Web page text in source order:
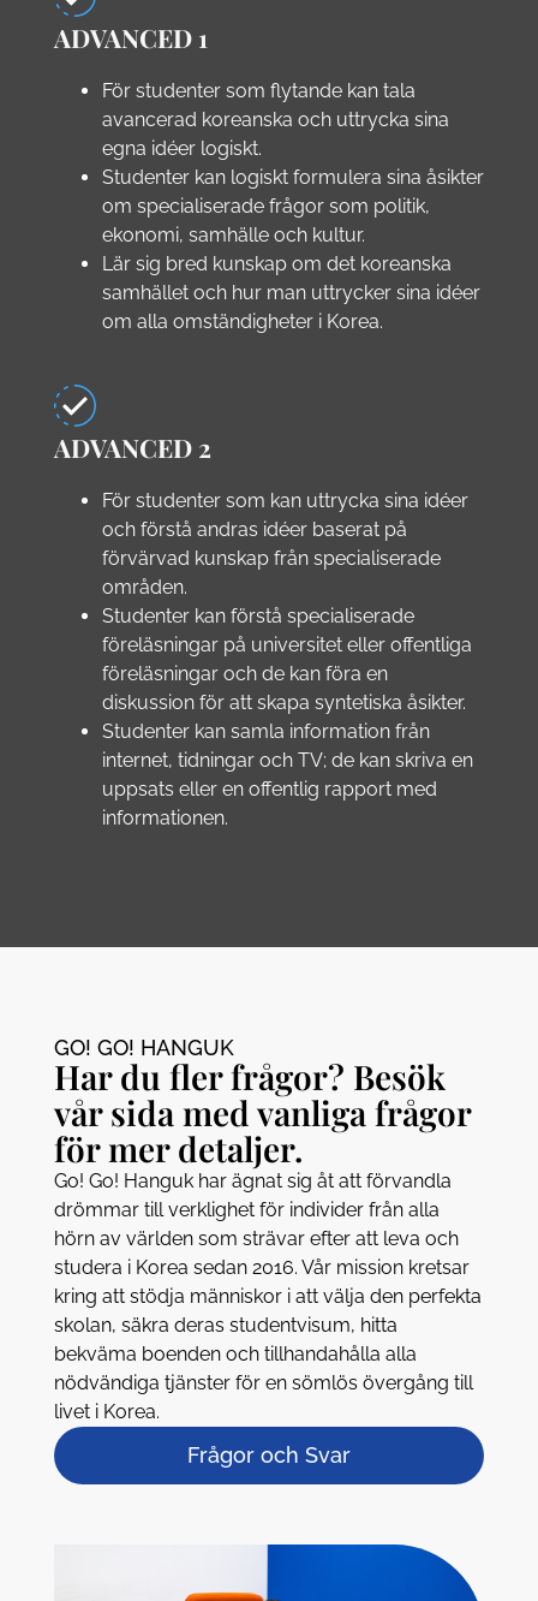
ADVANCED 1
För studenter som flytande kan tala
avancerad koreanska och uttrycka sina
egna idéer logiskt.
Studenter kan logiskt formulera sina åsikter
om specialiserade frågor som politik,
ekonomi, samhälle och kultur.
Lär sig bred kunskap om det koreanska
samhället och hur man uttrycker sina idéer
om alla omständigheter i Korea.
ADVANCED 2
För studenter som kan uttrycka sina idéer
och förstå andras idéer baserat på
förvärvad kunskap från specialiserade
områden.
Studenter kan förstå specialiserade
föreläsningar på universitet eller offentliga
föreläsningar och de kan föra en
diskussion för att skapa syntetiska åsikter.
Studenter kan samla information från
internet, tidningar och TV; de kan skriva en
uppsats eller en offentlig rapport med
informationen.
GO! GO! HANGUK​
Har du fler frågor? Besök
vår sida med vanliga frågor
för mer detaljer.
Go! Go! Hanguk har ägnat sig åt att förvandla
drömmar till verklighet för individer från alla
hörn av världen som strävar efter att leva och
studera i Korea sedan 2016. Vår mission kretsar
kring att stödja människor i att välja den perfekta
skolan, säkra deras studentvisum, hitta
bekväma boenden och tillhandahålla alla
nödvändiga tjänster för en sömlös övergång till
livet i Korea.
Frågor och Svar